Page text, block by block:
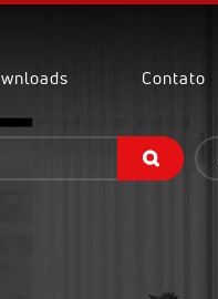
Contato